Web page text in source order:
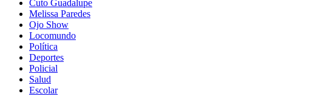
Cuto Guadalupe
Melissa Paredes
Ojo Show
Locomundo
Política
Deportes
Policial
Salud
Escolar